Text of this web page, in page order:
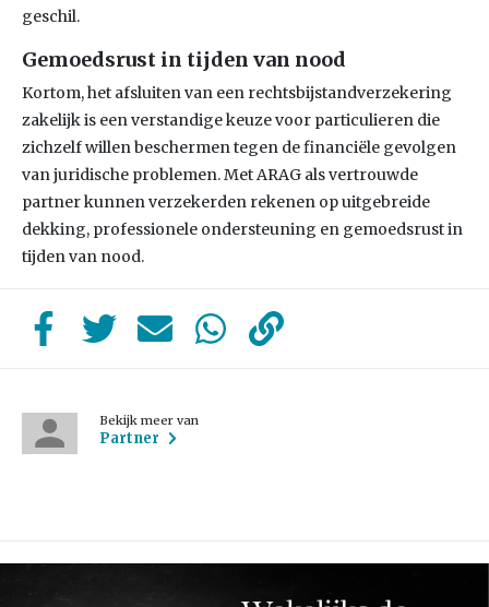
geschil.
Gemoedsrust in tijden van nood
Kortom, het afsluiten van een rechtsbijstandverzekering
zakelijk is een verstandige keuze voor particulieren die
zichzelf willen beschermen tegen de financiële gevolgen
van juridische problemen. Met ARAG als vertrouwde
partner kunnen verzekerden rekenen op uitgebreide
dekking, professionele ondersteuning en gemoedsrust in
tijden van nood.
Bekijk meer van
Partner